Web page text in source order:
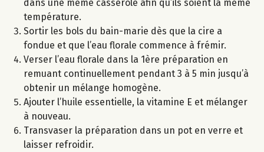
dans une même casserole afin qu’ils soient la même
température.
Sortir les bols du bain-marie dès que la cire a
fondue et que l’eau florale commence à frémir.
Verser l’eau florale dans la 1ère préparation en
remuant continuellement pendant 3 à 5 min jusqu’à
obtenir un mélange homogène.
Ajouter l’huile essentielle, la vitamine E et mélanger
à nouveau.
Transvaser la préparation dans un pot en verre et
laisser refroidir.